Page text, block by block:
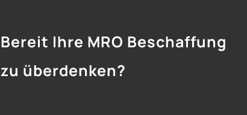
Bereit Ihre MRO Beschaffung
zu überdenken?